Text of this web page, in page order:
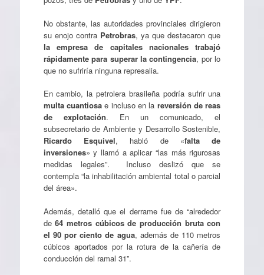
No obstante, las autoridades provinciales dirigieron
su enojo contra Petrobras, ya que destacaron que
la empresa de capitales nacionales trabajó
rápidamente para superar la contingencia, por lo
que no sufriría ninguna represalia.
En cambio, la petrolera brasileña podría sufrir una
multa cuantiosae incluso en la reversión de reas
de explotación. En un comunicado, el
subsecretario de Ambiente y Desarrollo Sostenible,
Ricardo Esquivel, habló de «falta de
inversiones» y llamó a aplicar “las más rigurosas
medidas legales”. Incluso deslizó que se
contempla “la inhabilitación ambiental total o parcial
del área».
Además, detalló que el derrame fue de “alrededor
de64 metros cúbicos de producción bruta con
el 90 por ciento de agua, además de 110 metros
cúbicos aportados por la rotura de la cañería de
conducción del ramal 31”.